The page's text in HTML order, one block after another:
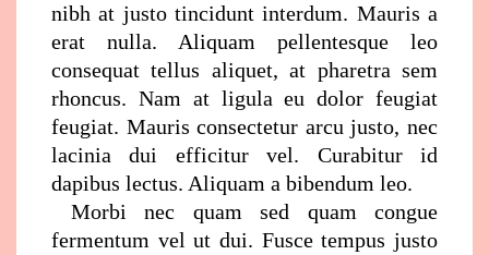
nibh at justo tincidunt interdum. Mauris a
erat nulla. Aliquam pellentesque leo
consequat tellus aliquet, at pharetra sem
rhoncus. Nam at ligula eu dolor feugiat
feugiat. Mauris consectetur arcu justo, nec
lacinia dui efficitur vel. Curabitur id
dapibus lectus. Aliquam a bibendum leo.
Morbi nec quam sed quam congue
fermentum vel ut dui. Fusce tempus justo